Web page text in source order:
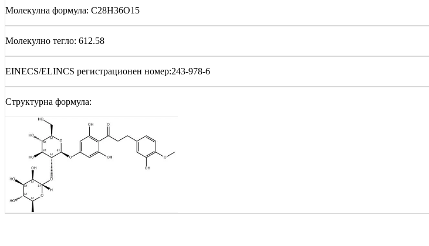
Молекулна формула: C28H36O15
Молекулно тегло: 612.58
EINECS/ELINCS регистрационен номер:243-978-6
Структурна формула: